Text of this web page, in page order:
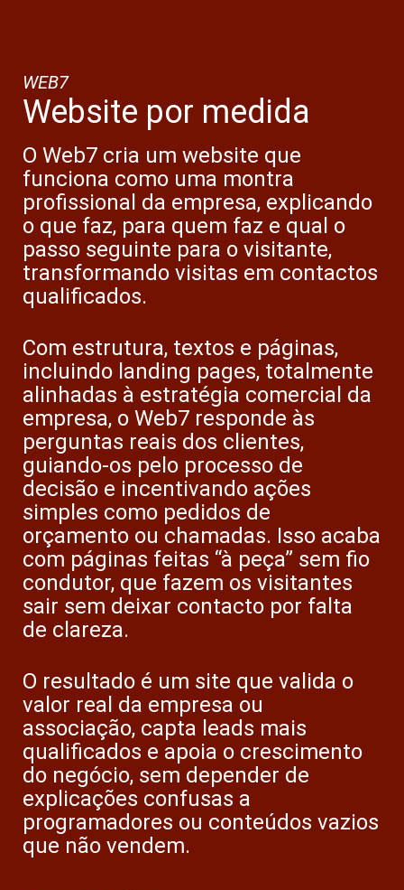
WEB7
Website por medida
O Web7 cria um website que
funciona como uma montra
profissional da empresa, explicando
o que faz, para quem faz e qual o
passo seguinte para o visitante,
transformando visitas em contactos
qualificados.
Com estrutura, textos e páginas,
incluindo landing pages, totalmente
alinhadas à estratégia comercial da
empresa, o Web7 responde às
perguntas reais dos clientes,
guiando-os pelo processo de
decisão e incentivando ações
simples como pedidos de
orçamento ou chamadas. Isso acaba
com páginas feitas “à peça” sem fio
condutor, que fazem os visitantes
sair sem deixar contacto por falta
de clareza.
O resultado é um site que valida o
valor real da empresa ou
associação, capta leads mais
qualificados e apoia o crescimento
do negócio, sem depender de
explicações confusas a
programadores ou conteúdos vazios
que não vendem.